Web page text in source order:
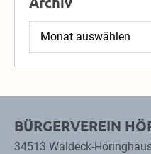
Archiv
BÜRGERVEREIN
34513 Waldeck-